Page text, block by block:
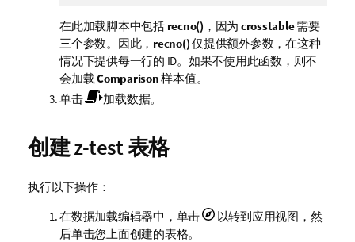
在此加载脚本中包括 recno() ，因为 crosstable需要
三个参数。因此， recno()仅提供额外参数，在这种
情况下提供每一行的 ID。如果不使用此函数，则不
会加载Comparison样本值。
单击
加载数据。
创建z-test表格
执行以下操作：
在数据加载编辑器中，单击
以转到应用视图，然
后单击您上面创建的表格。